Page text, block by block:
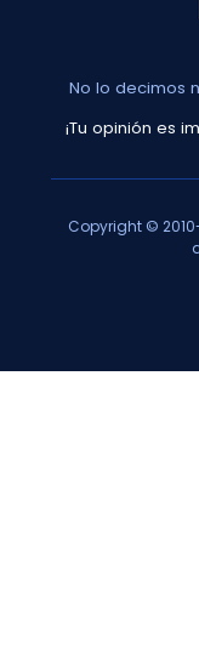
No lo decimos
¡Tu opinión es
Copyright ©